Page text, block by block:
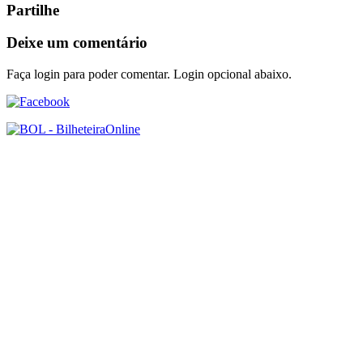
Partilhe
Deixe um comentário
Faça login para poder comentar. Login opcional abaixo.